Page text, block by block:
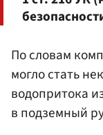
По словам
могло стать
водопритока
в подземный